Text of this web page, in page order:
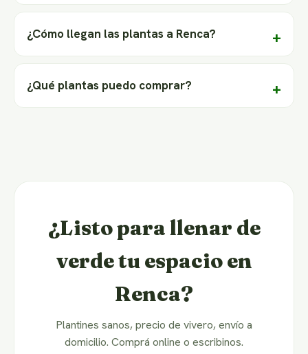
¿Cómo llegan las plantas a Renca?
¿Qué plantas puedo comprar?
¿Listo para llenar de
verde tu espacio en
Renca?
Plantines sanos, precio de vivero, envío a
domicilio. Comprá online o escribinos.